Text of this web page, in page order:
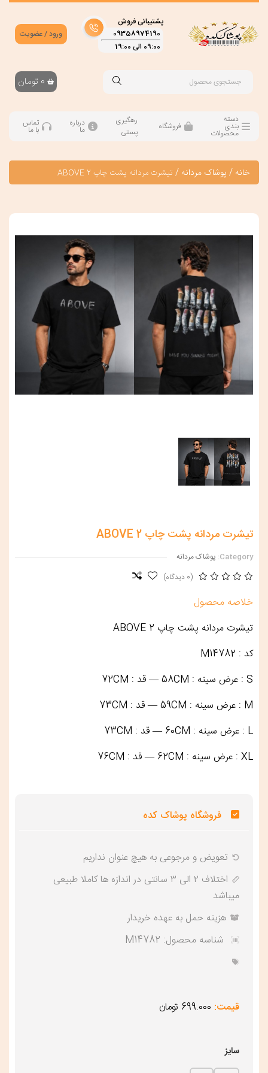
پشتیبانی فروش
09358974190
09:00 الی 19:00
ورود / عضویت
0 تومان
دسته
بندی
محصولات
فروشگاه
رهگیری
پستی
درباره
ما
تماس
با ما
خانه / پوشاک مردانه / تیشرت مردانه پشت چاپ ABOVE 2
تیشرت مردانه پشت چاپ ABOVE 2
Category: پوشاک مردانه
(0 دیدگاه)
خلاصه محصول
تیشرت مردانه پشت چاپ ABOVE 2
کد : M14782
S : عرض سینه : 58CM — قد : 72CM
M : عرض سینه : 59CM — قد : 73CM
L : عرض سینه : 60CM — قد : 73CM
XL : عرض سینه : 62CM — قد : 76CM
فروشگاه پوشاک کده
تعویض و‌ مرجوعی به هیچ عنوان نداریم
اختلاف ۲ الی ۳ سانتی در اندازه ها کاملا طبیعی
میباشد
هزینه حمل به عهده خریدار
شناسه محصول: M14782
قیمت: 699.000 تومان
سایز